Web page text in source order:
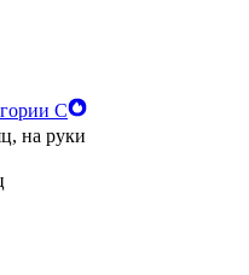
С
на руки